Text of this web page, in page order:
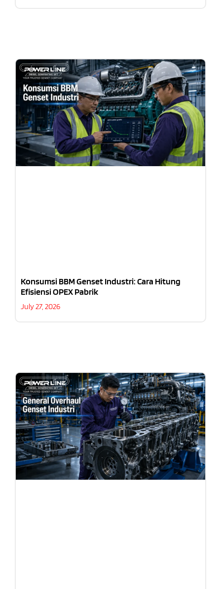
Konsumsi BBM Genset Industri: Cara Hitung
Efisiensi OPEX Pabrik
July 27, 2026